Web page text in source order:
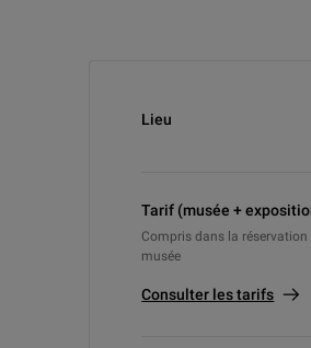
Lieu
Tarif (musée +
Compris dans la réservation
musée
Consulter les tarifs